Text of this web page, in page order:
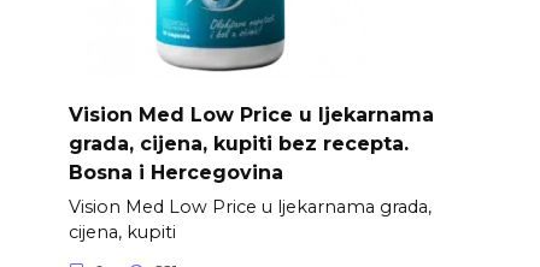
Vision Med Low Price u ljekarnama
grada, cijena, kupiti bez recepta.
Bosna i Hercegovina
Vision Med Low Price u ljekarnama grada,
cijena, kupiti